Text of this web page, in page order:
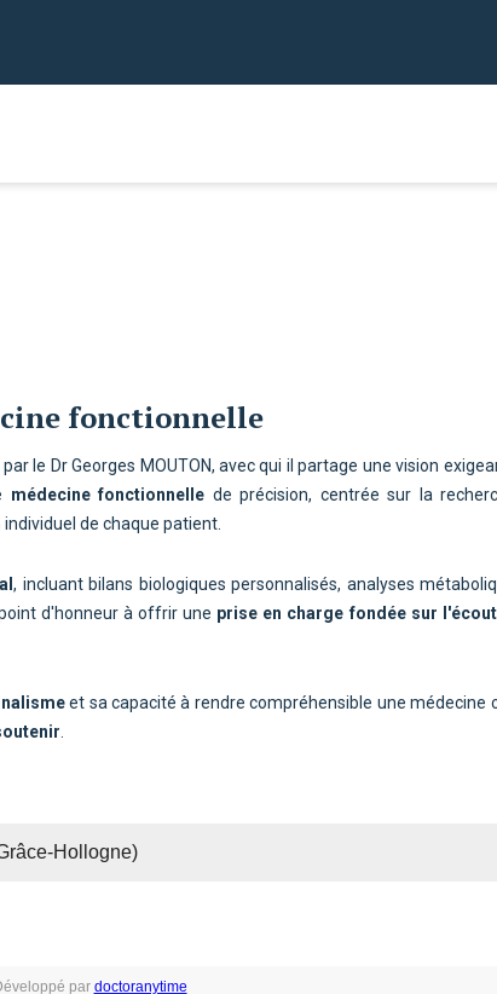
fonctionnelle
par le Dr Georges MOUTON, avec qui il partage une vision
médecine fonctionnelle de précision, centrée sur la
de chaque patient.
, incluant bilans biologiques personnalisés, analyses
d'honneur à offrir une prise en charge fondée sur
et sa capacité à rendre compréhensible une médecine
.